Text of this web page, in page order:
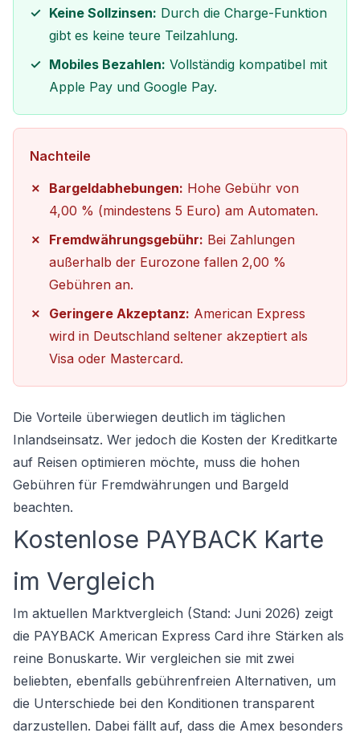
Keine Sollzinsen: Durch die Charge-Funktion
gibt es keine teure Teilzahlung.
Mobiles Bezahlen: Vollständig kompatibel mit
Apple Pay und Google Pay.
Nachteile
Bargeldabhebungen: Hohe Gebühr von
4,00 % (mindestens 5 Euro) am Automaten.
Fremdwährungsgebühr: Bei Zahlungen
außerhalb der Eurozone fallen 2,00 %
Gebühren an.
Geringere Akzeptanz: American Express
wird in Deutschland seltener akzeptiert als
Visa oder Mastercard.
Die Vorteile überwiegen deutlich im täglichen
Inlandseinsatz. Wer jedoch die Kosten der Kreditkarte
auf Reisen optimieren möchte, muss die hohen
Gebühren für Fremdwährungen und Bargeld
beachten.
Kostenlose PAYBACK Karte
im Vergleich
Im aktuellen Marktvergleich (Stand: Juni 2026) zeigt
die PAYBACK American Express Card ihre Stärken als
reine Bonuskarte. Wir vergleichen sie mit zwei
beliebten, ebenfalls gebührenfreien Alternativen, um
die Unterschiede bei den Konditionen transparent
darzustellen. Dabei fällt auf, dass die Amex besonders